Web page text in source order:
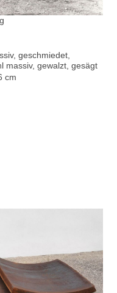
geschmiedet,
massiv, gewalzt, gesägt
cm